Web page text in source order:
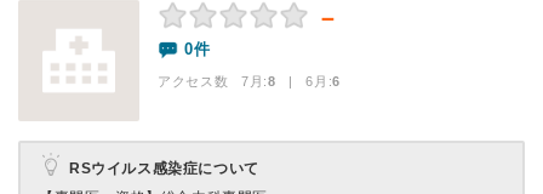
－
0件
アクセス数 7月:8 | 6月:6
RSウイルス感染症について